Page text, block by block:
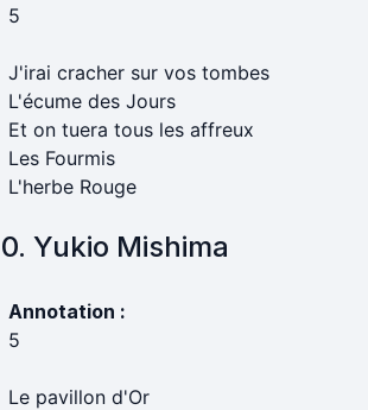
5
J'irai cracher sur vos tombes
L'écume des Jours
Et on tuera tous les affreux
Les Fourmis
L'herbe Rouge
Yukio Mishima
Annotation :
5
Le pavillon d'Or